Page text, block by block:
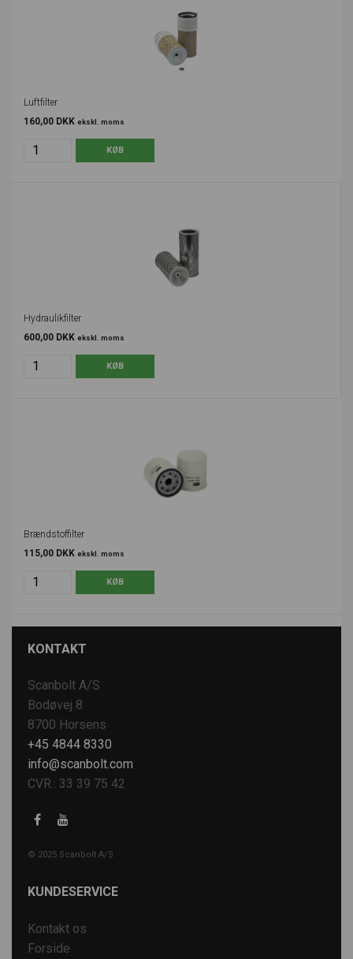
Luftfilter
160,00 DKK ekskl. moms
Hydraulikfilter
600,00 DKK ekskl. moms
Brændstoffilter
115,00 DKK ekskl. moms
KONTAKT
Scanbolt A/S
Bodøvej 8
8700 Horsens
+45 4844 8330
info@scanbolt.com
CVR.: 33 39 75 42
© 2025 Scanbolt A/S
KUNDESERVICE
Kontakt os
Forside